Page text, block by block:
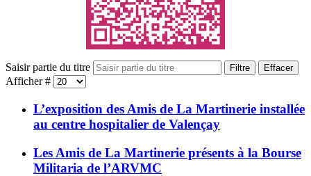
Saisir partie du titre Filtre Effacer
Afficher #
L’exposition des Amis de La Martinerie installée
au centre hospitalier de Valençay
Les Amis de La Martinerie présents à la Bourse
Militaria de l’ARVMC